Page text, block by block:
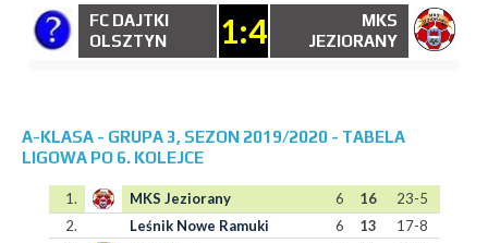
FC DAJTKI
OLSZTYN
1:4
MKS
JEZIORANY
A-KLASA - GRUPA 3, SEZON 2019/2020 - TABELA
LIGOWA PO 6. KOLEJCE
1. MKS Jeziorany 6 16
23-5
2.
Leśnik Nowe Ramuki 6 13
17-8